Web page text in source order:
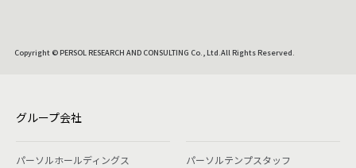
Copyright © PERSOL RESEARCH AND CONSULTING Co., Ltd.All Rights Reserved.
グループ会社
パーソルホールディングス パーソルテンプスタッフ